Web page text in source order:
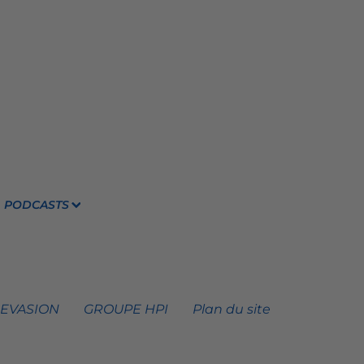
PODCASTS
GROUPE HPI Plan du site